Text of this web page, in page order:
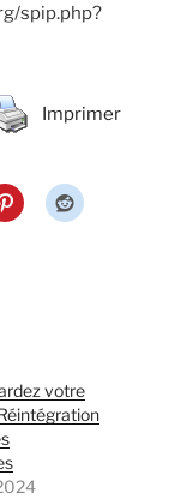
spip.php?
Imprimer
votre